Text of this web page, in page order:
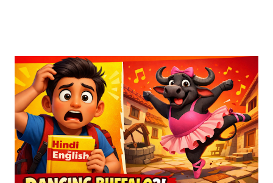
Explore our Best Hindi Poetry Collection for more Veer
Ras Kavitayein. तलवार, धनुष और पैदल सैनिक कुरुक्षेत्र में खड़े हुए, रक्त
पिपासु महारथी इक दूजे सम्मुख अड़े हुए | कई लाख सेना के सम्मुख पांडव पाँच बिचारे
थे, एक तरफ थे योद्धा सब, एक तरफ समय के मारे थे | महा-समर की प्रतिक्षा में सारे
ताक रहे थे जी, और पार्थ के रथ को केशव स्वयं हाँक रहे थे जी || रणभूमि के सभी
नजारे देखन में कुछ खास लगे, माधव ने अर्जुन को देखा, अर्जुन उन्हें उदास लगे | ...